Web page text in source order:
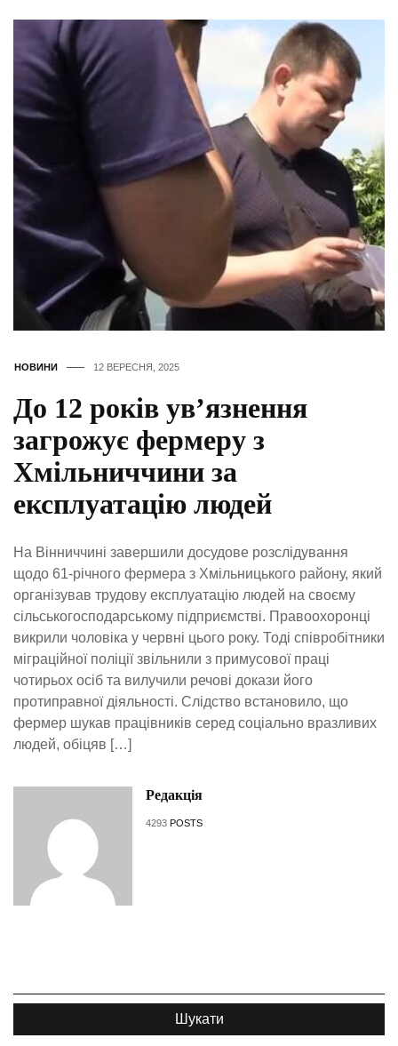
НОВИНИ 12 ВЕРЕСНЯ, 2025
До 12 років ув’язнення
загрожує фермеру з
Хмільниччини за
експлуатацію людей
На Вінниччині завершили досудове розслідування
щодо 61-річного фермера з Хмільницького району, який
організував трудову експлуатацію людей на своєму
сільськогосподарському підприємстві. Правоохоронці
викрили чоловіка у червні цього року. Тоді співробітники
міграційної поліції звільнили з примусової праці
чотирьох осіб та вилучили речові докази його
протиправної діяльності. Слідство встановило, що
фермер шукав працівників серед соціально вразливих
людей, обіцяв […]
Редакція
4293 POSTS